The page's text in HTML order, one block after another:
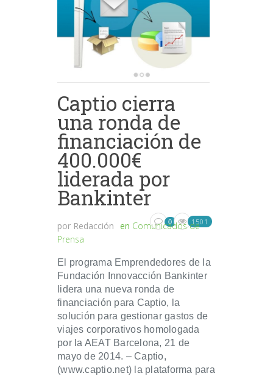
Captio cierra
una ronda de
financiación de
400.000€
liderada por
Bankinter
por Redacción en Comunicados de
Prensa
0 1501
El programa Emprendedores de la
Fundación Innovacción Bankinter
lidera una nueva ronda de
financiación para Captio, la
solución para gestionar gastos de
viajes corporativos homologada
por la AEAT Barcelona, 21 de
mayo de 2014. – Captio,
(www.captio.net) la plataforma para